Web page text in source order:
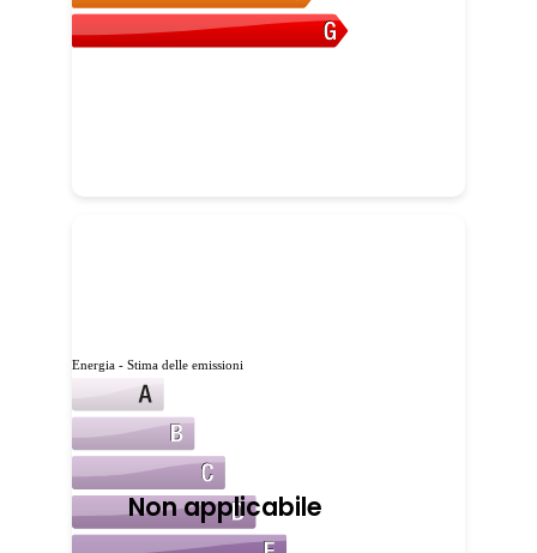
Energia - Stima delle emissioni
Non applicabile